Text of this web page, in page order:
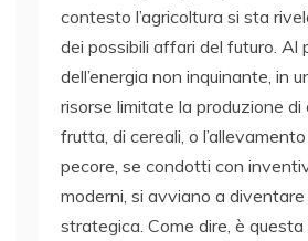
contesto l’agricoltura si sta
dei possibili affari del futuro. Al
dell’energia non inquinante, in
risorse limitate la produzione di
frutta, di cereali, o
pecore, se condotti con
moderni, si avviano a diventare
strategica. Come dire, è questa